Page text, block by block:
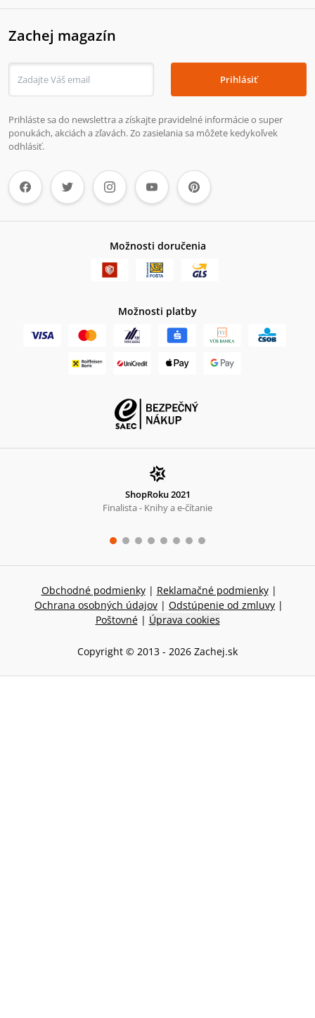
Zachej magazín
Prihlásiť
Prihláste sa do newslettra a získajte pravidelné informácie o super
ponukách, akciách a zľavách. Zo zasielania sa môžete kedykoľvek
odhlásiť.
Možnosti doručenia
Možnosti platby
ShopRoku 2021
Finalista - Knihy a e-čítanie
Obchodné podmienky | Reklamačné podmienky |
Ochrana osobných údajov | Odstúpenie od zmluvy |
Poštovné | Úprava cookies
Copyright © 2013 - 2026 Zachej.sk